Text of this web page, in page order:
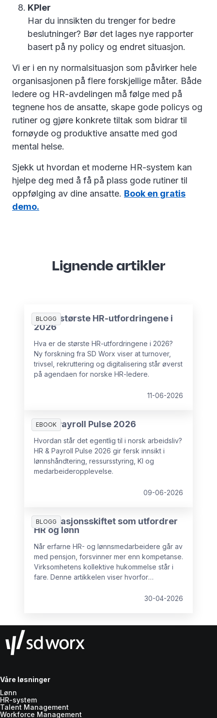
KPIer
Har du innsikten du trenger for bedre
beslutninger? Bør det lages nye rapporter
basert på ny policy og endret situasjon.
Vi er i en ny normalsituasjon som påvirker hele
organisasjonen på flere forskjellige måter. Både
ledere og HR-avdelingen må følge med på
tegnene hos de ansatte, skape gode policys og
rutiner og gjøre konkrete tiltak som bidrar til
fornøyde og produktive ansatte med god
mental helse.
Sjekk ut hvordan et moderne HR-system kan
hjelpe deg med å få på plass gode rutiner til
oppfølging av dine ansatte. Book en gratis
demo.
Lignende artikler
BLOGG
De 10 største HR-utfordringene i
2026
Hva er de største HR-utfordringene i 2026?
Ny forskning fra SD Worx viser at turnover,
trivsel, rekruttering og digitalisering står øverst
på agendaen for norske HR-ledere.
11-06-2026
EBOOK
HR & Payroll Pulse 2026
Hvordan står det egentlig til i norsk arbeidsliv?
HR & Payroll Pulse 2026 gir fersk innsikt i
lønnshåndtering, ressursstyring, KI og
medarbeideropplevelse.
09-06-2026
BLOGG
Generasjonsskiftet som utfordrer
HR og lønn
Når erfarne HR- og lønnsmedarbeidere går av
med pensjon, forsvinner mer enn kompetanse.
Virksomhetens kollektive hukommelse står i
fare. Denne artikkelen viser hvorfor
konsekvenser det får, og hva organisasjoner
30-04-2026
Våre løsninger
Lønn
HR-system
Talent Management
Workforce Management